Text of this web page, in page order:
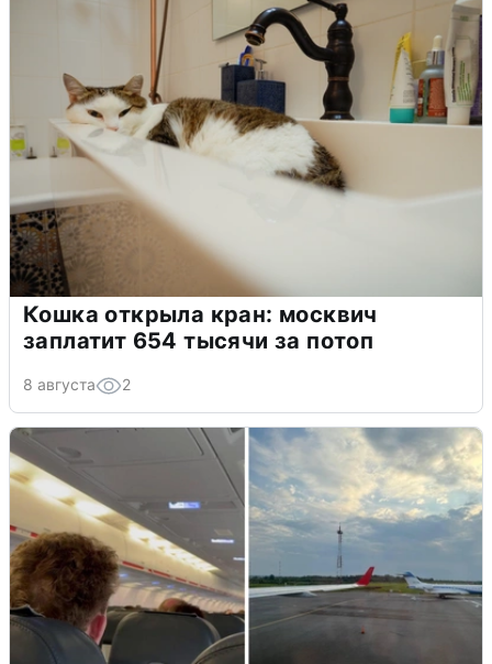
Кошка открыла кран: москвич
заплатит 654 тысячи за потоп
8 августа 2